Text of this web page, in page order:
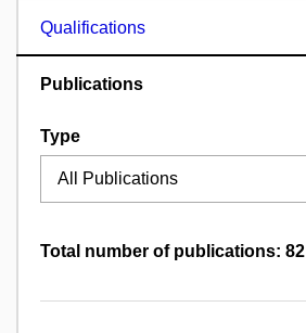
Qualifications
Publications
Type
Total number of publications: 82